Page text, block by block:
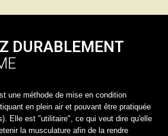
DURABLEMENT
une méthode de mise en condition
en plein air et pouvant être pratiquée
Elle est "utilitaire", ce qui veut dire qu'elle
la musculature afin de la rendre